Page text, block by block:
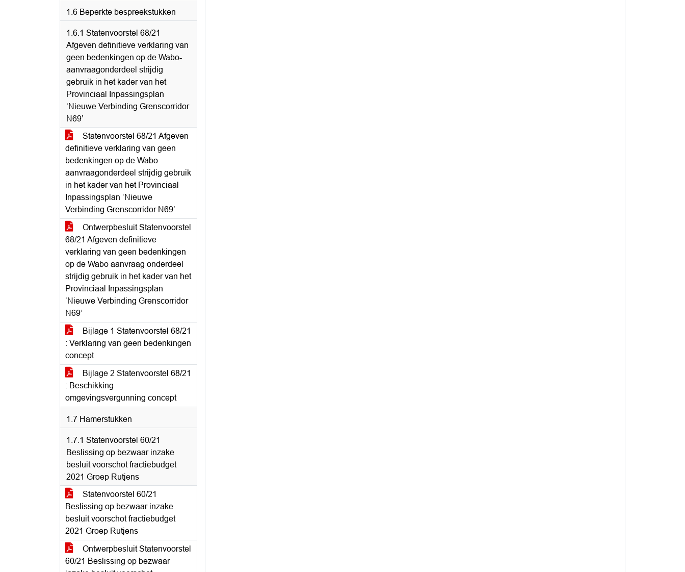
1.6 Beperkte bespreekstukken
1.6.1 Statenvoorstel 68/21
Afgeven definitieve verklaring van
geen bedenkingen op de Wabo-
aanvraagonderdeel strijdig
gebruik in het kader van het
Provinciaal Inpassingsplan
‘Nieuwe Verbinding Grenscorridor
N69’
Statenvoorstel 68/21 Afgeven
definitieve verklaring van geen
bedenkingen op de Wabo
aanvraagonderdeel strijdig gebruik
in het kader van het Provinciaal
Inpassingsplan ‘Nieuwe
Verbinding Grenscorridor N69’
Ontwerpbesluit Statenvoorstel
68/21 Afgeven definitieve
verklaring van geen bedenkingen
op de Wabo aanvraag onderdeel
strijdig gebruik in het kader van het
Provinciaal Inpassingsplan
‘Nieuwe Verbinding Grenscorridor
N69’
Bijlage 1 Statenvoorstel 68/21
: Verklaring van geen bedenkingen
concept
Bijlage 2 Statenvoorstel 68/21
: Beschikking
omgevingsvergunning concept
1.7 Hamerstukken
1.7.1 Statenvoorstel 60/21
Beslissing op bezwaar inzake
besluit voorschot fractiebudget
2021 Groep Rutjens
Statenvoorstel 60/21
Beslissing op bezwaar inzake
besluit voorschot fractiebudget
2021 Groep Rutjens
Ontwerpbesluit Statenvoorstel
60/21 Beslissing op bezwaar